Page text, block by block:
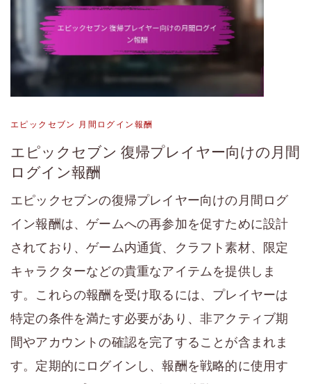
エピックセブン 月間ログイン報酬
エピックセブン 復帰プレイヤー向けの月間
ログイン報酬
エピックセブンの復帰プレイヤー向けの月間ログ
イン報酬は、ゲームへの再参加を促すために設計
されており、ゲーム内通貨、クラフト素材、限定
キャラクターなどの貴重なアイテムを提供しま
す。これらの報酬を受け取るには、プレイヤーは
特定の条件を満たす必要があり、非アクティブ期
間やアカウントの確認を完了することが含まれま
す。定期的にログインし、報酬を戦略的に使用す